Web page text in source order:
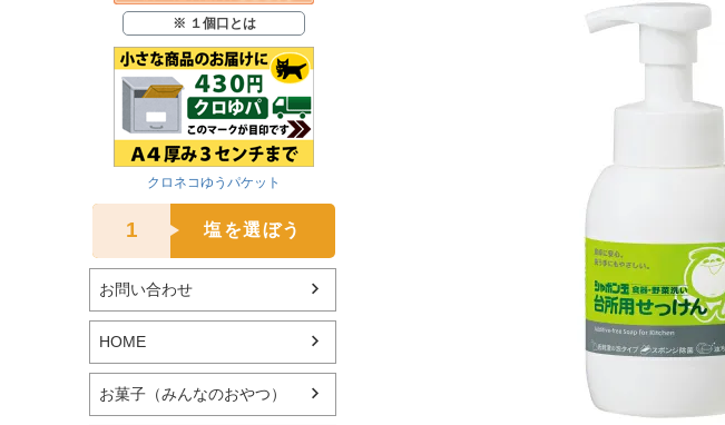
※ １個口とは
クロネコゆうパケット
1 塩を選ぼう
お問い合わせ
HOME
お菓子（みんなのおやつ）